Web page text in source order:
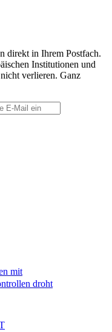
direkt in Ihrem Postfach.
Institutionen und
verlieren. Ganz
mit
droht